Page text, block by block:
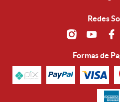
Redes
Formas de